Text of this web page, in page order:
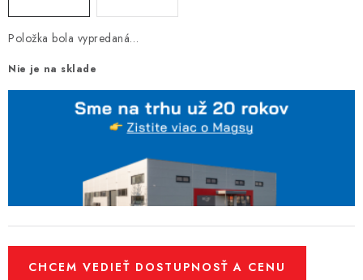
Položka bola vypredaná…
Nie je na sklade
CHCEM VEDIEŤ DOSTUPNOSŤ A CENU